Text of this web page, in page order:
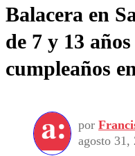
Balacera en
de 7 y 13
cumpleaños
por
agosto 31,